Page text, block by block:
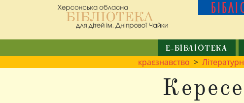
Е-БІБЛІОТЕКА
краєзнавство >